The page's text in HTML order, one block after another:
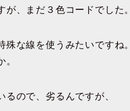
、まだ３色コードでした。
な線を使うみたいですね。
ので、劣るんですが、